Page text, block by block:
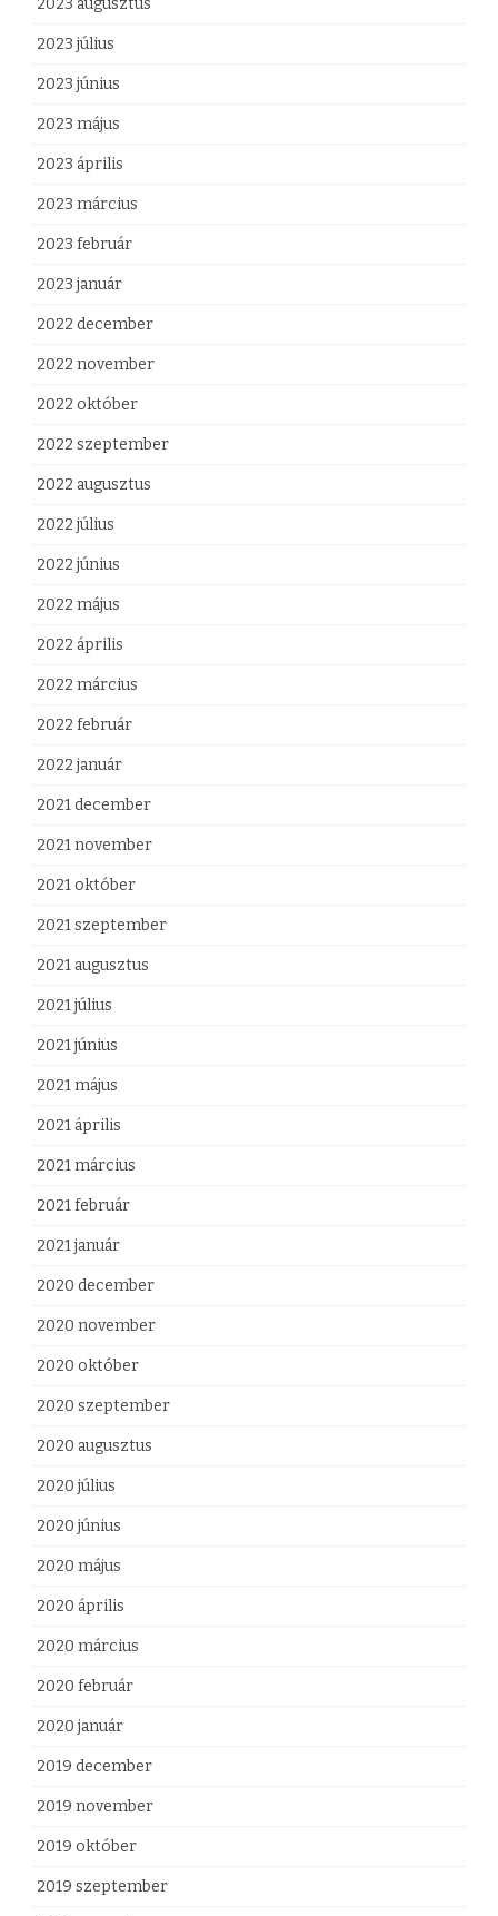
2023 augusztus
2023 július
2023 június
2023 május
2023 április
2023 március
2023 február
2023 január
2022 december
2022 november
2022 október
2022 szeptember
2022 augusztus
2022 július
2022 június
2022 május
2022 április
2022 március
2022 február
2022 január
2021 december
2021 november
2021 október
2021 szeptember
2021 augusztus
2021 július
2021 június
2021 május
2021 április
2021 március
2021 február
2021 január
2020 december
2020 november
2020 október
2020 szeptember
2020 augusztus
2020 július
2020 június
2020 május
2020 április
2020 március
2020 február
2020 január
2019 december
2019 november
2019 október
2019 szeptember